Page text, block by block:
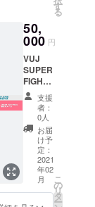
up, and
toward
s the
end of
2021,
once
the
COVID-
situatio
clears
up, we
plannin
as a
VUJ
Fighter(
Optiona
l) ※支援
時、必
ず備考
欄に名
前の記
載を希
望する
か、ま
たご希
望の名
前をご
記入く
は、オ
ン形式
（ズー
ム）と
なりま
す。 ま
た、オ
ンライ
ン&オフ
ライン
で開催
予定の
オフ会
に参加
するこ
ともで
きま
す
る
50,
000 円
VUJ
SUPER
FIGHTE
R 御礼
のメー
ルを送
らせて
いただ
きま
す。 We
will be
sending
you a
支援
者：
0人
お届
け予
定：
2021
年02
月
こ
の
リ
タ
ー